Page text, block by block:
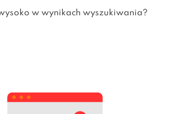
w wynikach wyszukiwania?